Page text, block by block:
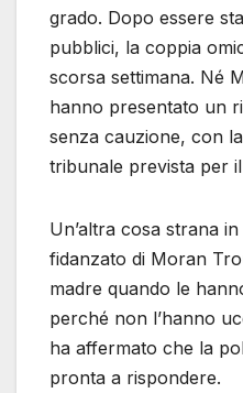
grado. Dopo essere
pubblici, la coppia
scorsa settimana. Né
hanno presentato un
senza cauzione, con
tribunale prevista per
Un’altra cosa strana
fidanzato di Moran
madre quando le
perché non l’hanno
ha affermato che la
pronta a rispondere.